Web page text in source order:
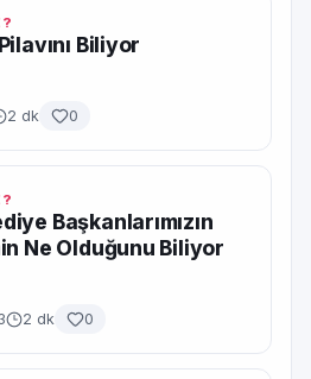
Biliyor
2 dk 0
Başkanlarımızın
Ne Olduğunu Biliyor
2 dk 0